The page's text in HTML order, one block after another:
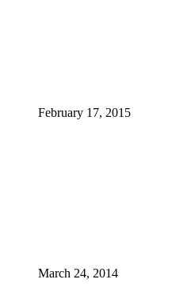
February 17, 2015
March 24, 2014